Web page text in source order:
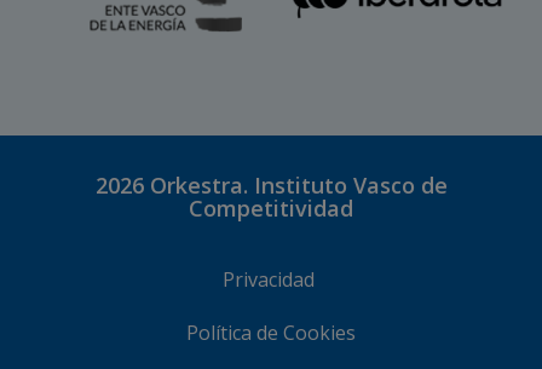
2026 Orkestra. Instituto Vasco de
Competitividad
Privacidad
Política de Cookies